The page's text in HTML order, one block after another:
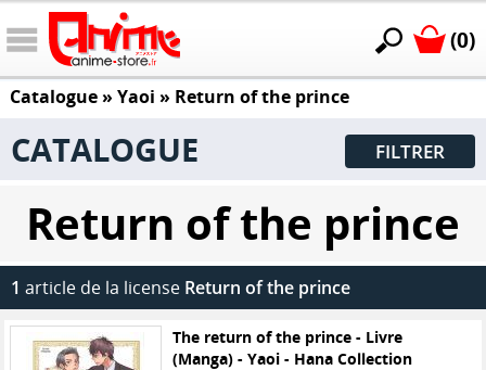
(0)
Catalogue» Yaoi » Return of the prince
CATALOGUE FILTRER
Return of the prince
1 article de la license Return of the prince
The return of the prince - Livre
(Manga) - Yaoi - Hana Collection